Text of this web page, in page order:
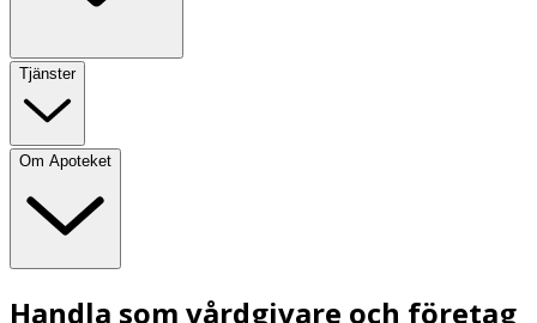
Tjänster
Om Apoteket
Handla som vårdgivare och företag